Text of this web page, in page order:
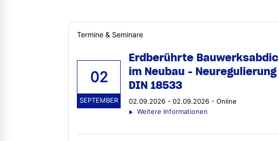
Termine & Seminare
02
SEPTEMBER
Erdberührte
im Neubau -
DIN 18533
02.09.2026 - 02.09.2026 - Online
Weitere Informationen